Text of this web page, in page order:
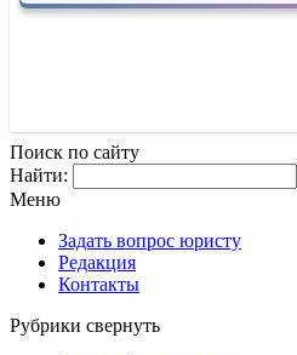
Поиск по сайту
Найти:
Меню
Задать вопрос юристу
Редакция
Контакты
Рубрики свернуть